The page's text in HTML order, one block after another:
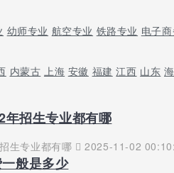
幼师专业 航空专业 铁路专业 电子
内蒙古 上海 安徽 福建 江西 山东
年招生专业都有哪
生专业都有哪 2025-11-02
般是多少